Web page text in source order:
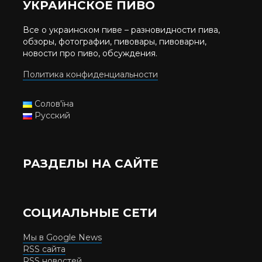
УКРАИНСКОЕ ПИВО
Все о украинском пиве – разновидности пива,
обзоры, фотографии, пивовары, пивоварни,
новости про пиво, обсуждения.
Политика конфиденциальности
Солов'їна
Русский
РАЗДЕЛЫ НА САЙТЕ
СОЦИАЛЬНЫЕ СЕТИ
Мы в Google News
RSS сайта